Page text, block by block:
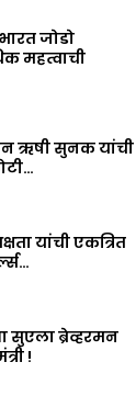
जोडो
महत्वाची
ऋषी सुनक यांची
यांची एकत्रित
सुएला ब्रेव्हरमन
!